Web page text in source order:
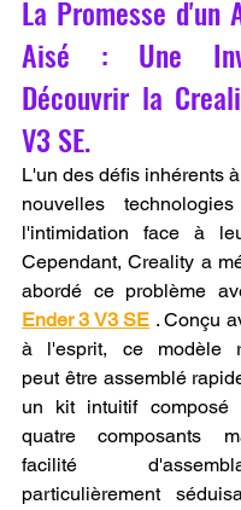
La Promesse d'un
Aisé : Une
Découvrir la
V3 SE.
L'un des défis inhérents
nouvelles
l'intimidation face à
Cependant, Creality a
abordé ce problème
Ender 3 V3 SE . Conçu
à l'esprit, ce modèle
peut être assemblé
un kit intuitif composé
quatre composants
facilité
particulièrement